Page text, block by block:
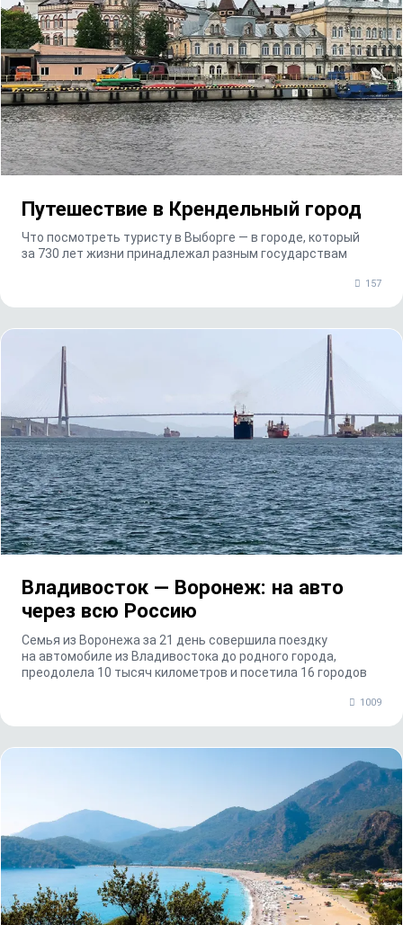
Путешествие в Крендельный город
Что посмотреть туристу в Выборге — в городе, который
за 730 лет жизни принадлежал разным государствам
157
Владивосток — Воронеж: на авто
через всю Россию
Семья из Воронежа за 21 день совершила поездку
на автомобиле из Владивостока до родного города,
преодолела 10 тысяч километров и посетила 16 городов
1009